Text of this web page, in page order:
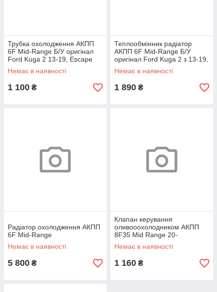
Трубка охолодження АКПП
6F Mid-Range Б/У оригінал
Ford Kuga 2 13-19, Escape
13-19, Transit/Tourneo
Connect 13-
Немає в наявності
1 100 ₴
Теплообмінник радіатор
АКПП 6F Mid-Range Б/У
оригінал Ford Kuga 2 з 13-19,
Escape з 13-19,
Transit/Tourneo
Немає в наявності
1 890 ₴
Радіатор охолодження АКПП
6F Mid-Range
Немає в наявності
5 800 ₴
Клапан керування
оливооохолодником АКПП
8F35 Mid Range 20-
Немає в наявності
1 160 ₴